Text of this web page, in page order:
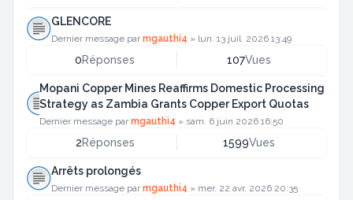
GLENCORE
Dernier message parmgauthi4 » lun. 13 juil. 2026 13:49
0Réponses 107Vues
Mopani Copper Mines Reaffirms Domestic Processing
Strategy as Zambia Grants Copper Export Quotas
Dernier message parmgauthi4 » sam. 6 juin 2026 16:50
2Réponses 1599Vues
Arrêts prolongés
Dernier message parmgauthi4 » mer. 22 avr. 2026 20:35